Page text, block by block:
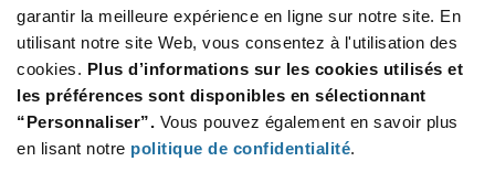
garantir la meilleure expérience en ligne sur notre site. En
utilisant notre site Web, vous consentez à l'utilisation des
cookies. Plus d’informations sur les cookies utilisés et
les préférences sont disponibles en sélectionnant
“Personnaliser”. Vous pouvez également en savoir plus
en lisant notre politique de confidentialité.
ON Semiconductor — NIS5x2x Series